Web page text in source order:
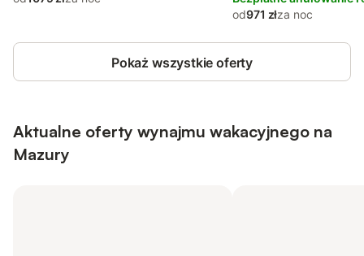
od971 złza noc
Pokaż wszystkie oferty
Aktualne oferty wynajmu wakacyjnego na
Mazury